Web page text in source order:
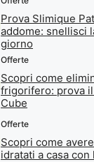
Prova Slimique
addome: snellisci
giorno
Offerte
Scopri come
frigorifero: prova
Cube
Offerte
Scopri come
idratati a casa con